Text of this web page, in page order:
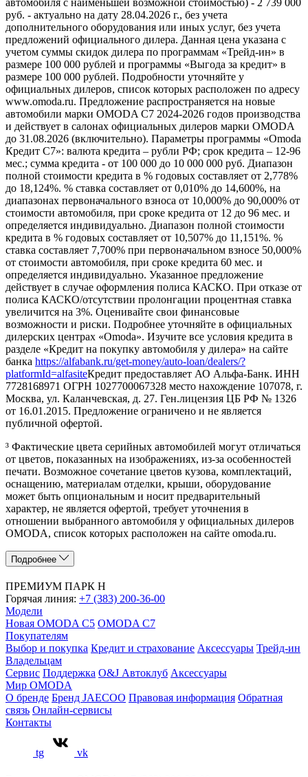
руб. - актуально на дату 28.04.2026 г., без учета
дополнительного оборудования или иных услуг, без учета
предложений официального дилера. Данная цена указана с
учетом суммы скидок дилера по программам «Трейд-ин» в
размере 100 000 рублей и программы «Выгода за кредит» в
размере 100 000 рублей. Подробности уточняйте у
официальных дилеров, список которых расположен по адресу
www.omoda.ru. Предложение распространяется на новые
автомобили марки OMODA C7 2024-2026 годов производства
и действует в салонах официальных дилеров марки OMODA
до 31.08.2026 (включительно). Параметры программы «Omoda
Кредит C7»: валюта кредита – рубли РФ; срок кредита – 12-96
мес.; сумма кредита - от 100 000 до 10 000 000 руб. Диапазон
полной стоимости кредита в % годовых составляет от 2,778%
до 18,124%. % ставка составляет от 0,010% до 14,600%, на
диапазонах первоначального взноса от 10,000% до 90,000% от
стоимости автомобиля, при сроке кредита от 12 до 96 мес. и
определяется индивидуально. Диапазон полной стоимости
кредита в % годовых составляет от 10,507% до 11,151%. %
ставка составляет 7,700% при первоначальном взносе 50,000%
от стоимости автомобиля, при сроке кредита 60 мес. и
определяется индивидуально. Указанное предложение
действует в случае оформления полиса КАСКО. При отказе от
полиса КАСКО/отсутствии пролонгации процентная ставка
увеличится на 3%. Оценивайте свои финансовые
возможности и риски. Подробнее уточняйте в официальных
дилерских центрах «Omoda». Изучите все условия кредита в
разделе «Кредит на покупку автомобиля у дилера» на сайте
банка https://alfabank.ru/get-money/auto-loan/dealers/?
platformId=alfasiteКредит предоставляет АО Альфа-Банк. ИНН
7728168971 ОГРН 1027700067328 место нахождение 107078, г.
Москва, ул. Каланчевская, д. 27. Ген.лицензия ЦБ РФ № 1326
от 16.01.2015. Предложение ограничено и не является
публичной офертой.
³ Фактические цвета серийных автомобилей могут отличаться
от цветов, показанных на изображениях, из-за особенностей
печати. Возможное сочетание цветов кузова, комплектаций,
оснащению, материалам отделки, крыши, оборудование
может быть опциональным и носит предварительный
характер, не является офертой, требует уточнения в
отношении выбранного автомобиля у официальных дилеров
OMODA, список которых расположен на сайте omoda.ru.
Подробнее
ПРЕМИУМ ПАРК Н
Горячая линия: +7 (383) 200-36-00
Модели
Новая OMODA C5 OMODA C7
Покупателям
Выбор и покупка Кредит и страхование Аксессуары Трейд-ин
Владельцам
Сервис Поддержка O&J Автоклуб Аксессуары
Мир OMODA
О бренде Бренд JAECOO Правовая информация Обратная
связь Онлайн-сервисы
Контакты
tg vk